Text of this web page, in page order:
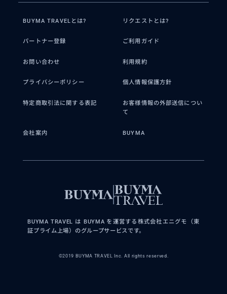
BUYMA TRAVELとは? リクエストとは?
パートナー登録 ご利用ガイド
お問い合わせ 利用規約
プライバシーポリシー 個人情報保護方針
特定商取引法に関する表記
お客様情報の外部送信につい
て
会社案内 BUYMA
BUYMA TRAVEL は BUYMA を運営する株式会社エニグモ（東
証プライム上場）のグループサービスです。
©2019 BUYMA TRAVEL Inc. All rights reserved.